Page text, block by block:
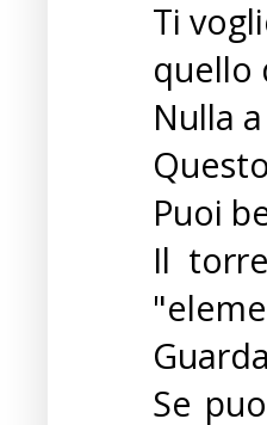
Ti
quello
Nulla
Puoi
Il
Se